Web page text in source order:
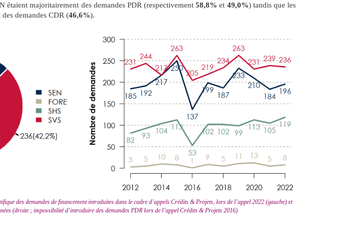
étaient majoritairement des demandes PDR (respectivement58,8% et 49,0%) tandis que les
demandes CDR (46,6%).
des demandes de financement introduites dans le cadre d’appels Crédits & Projets, lors de l’appel 2022 (gauche) et
(droite ; impossibilité d’introduire des demandes PDR lors de l’appel Crédits & Projets 2016)